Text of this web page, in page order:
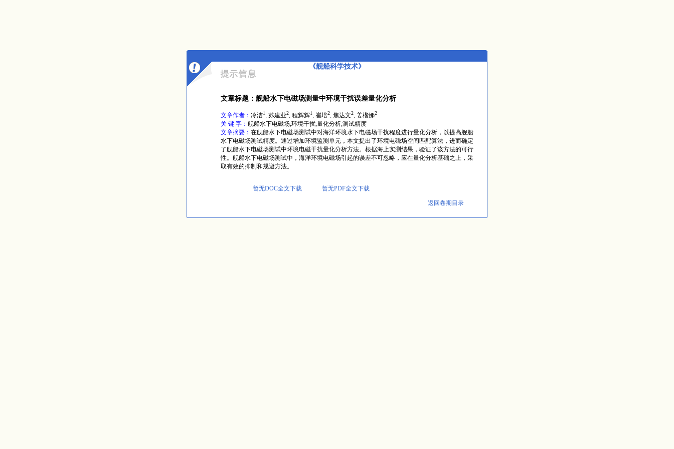
《舰船科学技术》
文章标题：舰船水下电磁场测量中环境干扰误差量化分析
文章作者： 冷洁1, 苏建业2, 程辉辉1, 崔培2, 焦达文2, 姜楷娜2
关 键 字： 舰船水下电磁场;环境干扰;量化分析;测试精度
文章摘要： 在舰船水下电磁场测试中对海洋环境水下电磁场干扰程度进行量化分析，以提高舰船
水下电磁场测试精度。通过增加环境监测单元，本文提出了环境电磁场空间匹配算法，进而确定
了舰船水下电磁场测试中环境电磁干扰量化分析方法。根据海上实测结果，验证了该方法的可行
性。舰船水下电磁场测试中，海洋环境电磁场引起的误差不可忽略，应在量化分析基础之上，采
取有效的抑制和规避方法。
暂无DOC全文下载 暂无PDF全文下载
返回卷期目录